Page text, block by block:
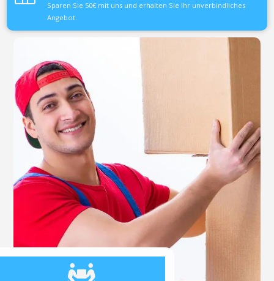
Sparen Sie 50€ mit uns und erhalten Sie Ihr unverbindliches
Angebot.